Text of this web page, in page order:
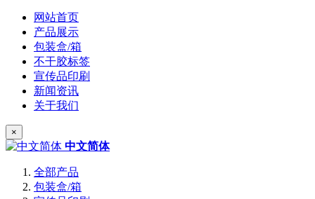
网站首页
产品展示
包装盒/箱
不干胶标签
宣传品印刷
新闻资讯
关于我们
×
中文简体
全部产品
包装盒/箱